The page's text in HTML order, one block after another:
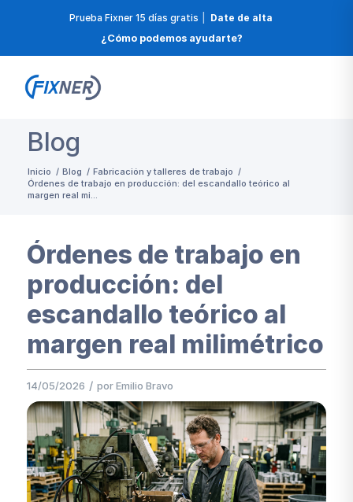
Prueba Fixner 15 días gratis
Date de alta
¿Cómo podemos ayudarte?
Blog
Inicio / Blog / Fabricación y talleres de trabajo /
Órdenes de trabajo en producción: del escandallo teórico al
margen real mi...
Órdenes de trabajo en
producción: del
escandallo teórico al
margen real milimétrico
14/05/2026 / porEmilio Bravo